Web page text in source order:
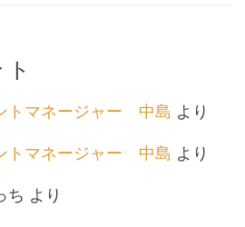
トマネージャー 中島 より
トマネージャー 中島 より
ち より